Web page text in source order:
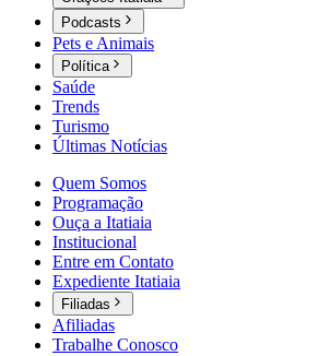
Podcasts
Pets e Animais
Política
Saúde
Trends
Turismo
Últimas Notícias
Quem Somos
Programação
Ouça a Itatiaia
Institucional
Entre em Contato
Expediente Itatiaia
Filiadas
Afiliadas
Trabalhe Conosco